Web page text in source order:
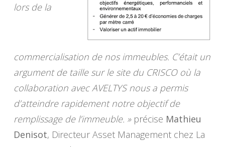
lors de la
commercialisation de nos immeubles. C’était un
argument de taille sur le site du CRISCO où la
collaboration avec AVELTYS nous a permis
d’atteindre rapidement notre objectif de
remplissage de l’immeuble. »précise Mathieu
Denisot, Directeur Asset Management chez La